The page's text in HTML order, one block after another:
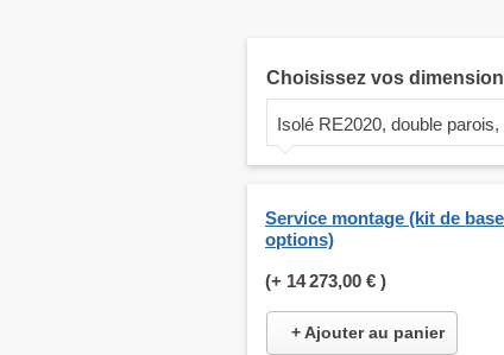
Choisissez vos
Isolé RE2020, double
Service montage (kit de
options)
(+ 14 273,00 € )
+ Ajouter au panier